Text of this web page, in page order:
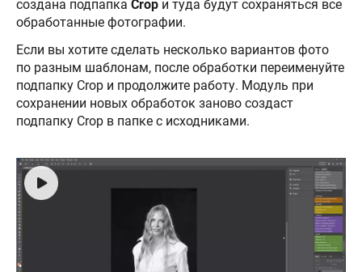
создана подпапка Crop и туда будут сохраняться все
обработанные фотографии.
Если вы хотите сделать несколько вариантов фото
по разным шаблонам, после обработки переименуйте
подпапку Crop и продолжите работу. Модуль при
сохранении новых обработок заново создаст
подпапку Crop в папке с исходниками.